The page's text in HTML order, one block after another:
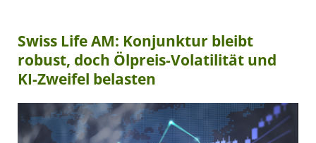
Swiss Life AM: Konjunktur bleibt
robust, doch Ölpreis-Volatilität und
KI-Zweifel belasten